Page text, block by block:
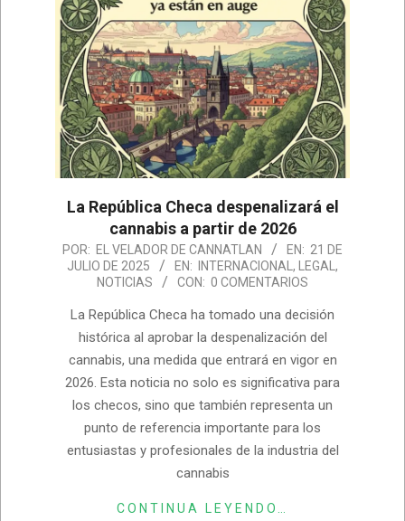
La República Checa despenalizará el
cannabis a partir de 2026
2025-
07-
POR: EL VELADOR DE CANNATLAN EN: 21 DE
JULIO DE 2025
EN: INTERNACIONAL , LEGAL ,
NOTICIAS
CON: 0 COMENTARIOS
La República Checa ha tomado una decisión
histórica al aprobar la despenalización del
cannabis, una medida que entrará en vigor en
2026. Esta noticia no solo es significativa para
los checos, sino que también representa un
punto de referencia importante para los
entusiastas y profesionales de la industria del
cannabis
CONTINUA LEYENDO…